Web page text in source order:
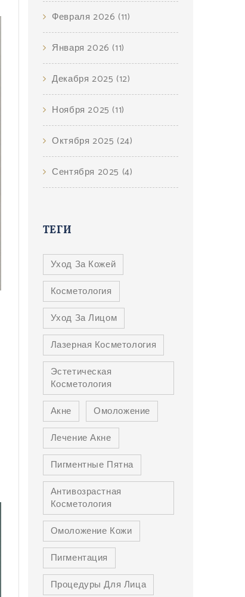
Февраля 2026 (11)
Января 2026 (11)
Декабря 2025 (12)
Ноября 2025 (11)
Октября 2025 (24)
Сентября 2025 (4)
ТЕГИ
Уход За Кожей
Косметология
Уход За Лицом
Лазерная Косметология
Эстетическая
Косметология
Акне
Омоложение
Лечение Акне
Пигментные Пятна
Антивозрастная
Косметология
Омоложение Кожи
Пигментация
Процедуры Для Лица